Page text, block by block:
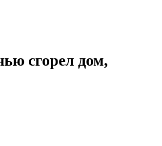
сгорел дом,